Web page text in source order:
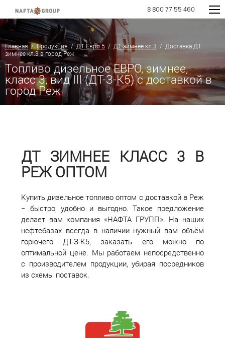
8 800 77 55 460
Главная/Продукция/ДТ Евро 5 / ДТ зимнее кл.3 / Доставка ДТ
зимнее кл.3 в город Реж
Топливо дизельное ЕВРО, зимнее,
класс 3, вид III (ДТ-З-К5) с доставкой в
город Реж
ДТ ЗИМНЕЕ КЛАСС 3 В
РЕЖ ОПТОМ
Купить дизельное топливо оптом с доставкой в Реж
− быстро, удобно и выгодно. Такое предложение
делает вам компания «НАФТА ГРУПП». На наших
нефтебазах всегда в наличии нужный вам объём
горючего ДТ-З-К5, заказать его можно по
оптимальной цене. Мы работаем непосредственно
с производителем продукции, убирая посредников
из схемы поставок.